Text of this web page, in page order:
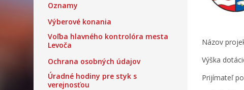
Oznamy
Výberové konania
Voľba hlavného kontrolóra mesta
Levoča
Ochrana osobných údajov
Úradné hodiny pre styk s
verejnosťou
Názov
Výška
Prijímateľ